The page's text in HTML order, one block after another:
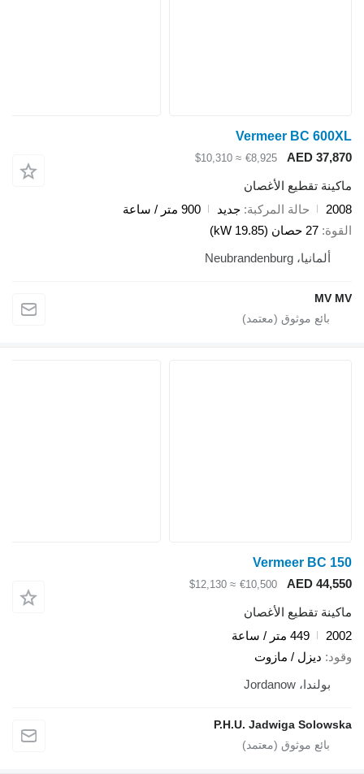
Vermeer BC
AED
€8,925
≈ $10,310
تقطيع الأغصان
حالة المركبة جديد
900 متر / ساعة
27 حصان (19.85 kW)
ألمانيا، Neubrandenburg
MV
Vermeer BC
AED
€10,500
≈ $12,130
تقطيع الأغصان
449 متر / ساعة
ديزل / مازوت
بولندا، Jordanow
P.H.U. Jadwiga